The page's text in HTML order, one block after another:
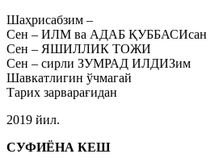
Шаҳрисабзим –
Сен – ИЛМ ва АДАБ ҚУББАСИсан
Сен – ЯШИЛЛИК ТОЖИ
Сен – сирли ЗУМРАД ИЛДИЗим
Шавкатлигин ўчмагай
Тарих зарварағидан
2019 йил.
СУФИЁНА КЕШ